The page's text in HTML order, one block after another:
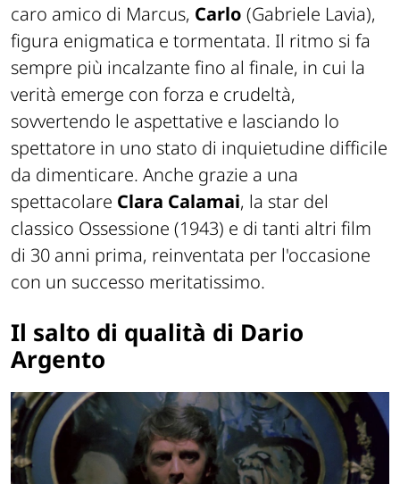
caro amico di Marcus, Carlo (Gabriele Lavia),
figura enigmatica e tormentata. Il ritmo si fa
sempre più incalzante fino al finale, in cui la
verità emerge con forza e crudeltà,
sovvertendo le aspettative e lasciando lo
spettatore in uno stato di inquietudine difficile
da dimenticare. Anche grazie a una
spettacolare Clara Calamai, la star del
classico Ossessione (1943) e di tanti altri film
di 30 anni prima, reinventata per l'occasione
con un successo meritatissimo.
Il salto di qualità di Dario
Argento